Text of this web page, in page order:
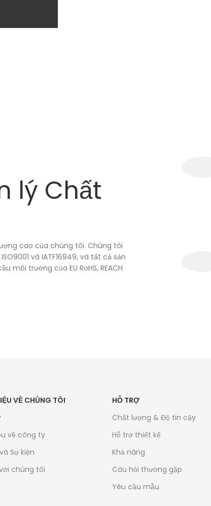
lý Chất
cao của chúng tôi. Chúng tôi
và IATF16949, và tất cả sản
môi trường của EU RoHS, REACH
VỀ CHÚNG TÔI
về công ty
Sự kiện
chúng tôi
HỖ TRỢ
Chất lượng & Độ tin cậy
Hỗ trợ thiết kế
Khả năng
Câu hỏi thường gặp
Yêu cầu mẫu